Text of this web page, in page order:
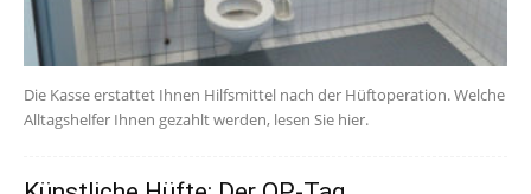
Die Kasse erstattet Ihnen Hilfsmittel nach der Hüftoperation. Welche
Alltagshelfer Ihnen gezahlt werden, lesen Sie hier.